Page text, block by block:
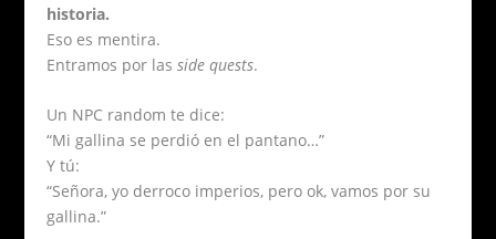
historia.
Eso es mentira.
Entramos por lasside quests.
Un NPC random te dice:
“Mi gallina se perdió en el pantano…”
Y tú:
“Señora, yo derroco imperios, pero ok, vamos por su
gallina.”